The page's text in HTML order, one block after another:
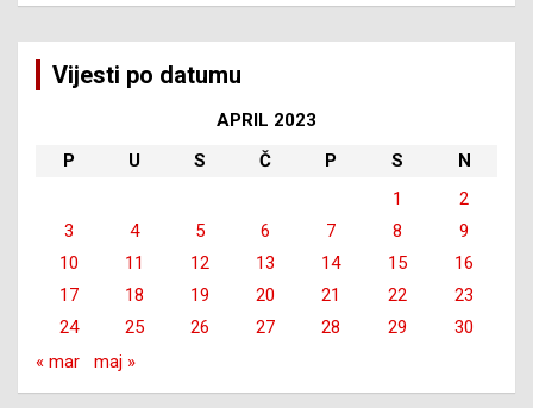
Vijesti po datumu
APRIL 2023
P
U S Č P S
N
1
2
3
4 5 6 7 8
9
10
11 12 13 14 15
16
17
18 19 20 21 22
23
24
25 26 27 28 29
30
« mar
maj »